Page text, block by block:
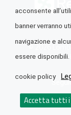
© 2026
acconsente
banner verranno
navigazione e
essere
cookie policy
Accetta tutti i